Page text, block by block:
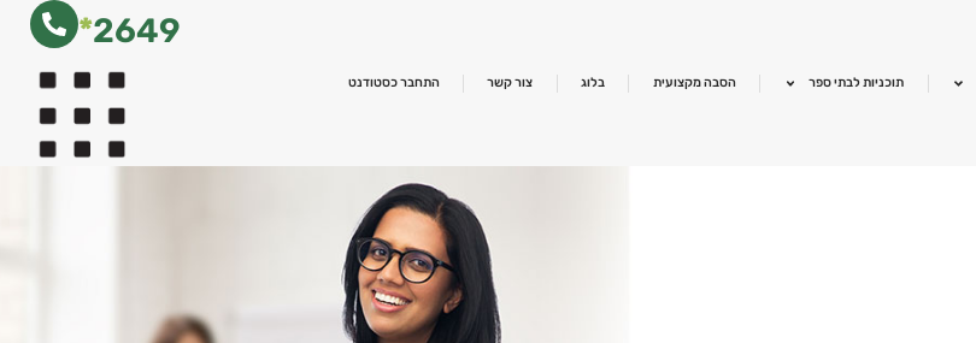
תוכניות לבתי ספר הסבה מקצועית בלוג צור קשר התחבר כסטודנט
2649
*